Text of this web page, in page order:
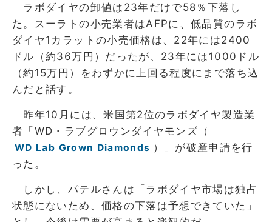
ラボダイヤの卸値は23年だけで58％下落し
た。スーラトの小売業者はAFPに、低品質のラボ
ダイヤ1カラットの小売価格は、22年には2400
ドル（約36万円）だったが、23年には1000ドル
（約15万円）をわずかに上回る程度にまで落ち込
んだと話す。
昨年10月には、米国第2位のラボダイヤ製造業
者「WD・ラブグロウンダイヤモンズ（
WD Lab Grown Diamonds ）」が破産申請を行
った。
しかし、パテルさんは「ラボダイヤ市場は独占
状態にないため、価格の下落は予想できていた」